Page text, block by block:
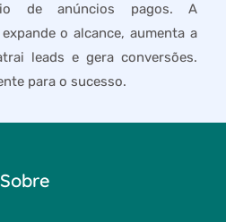
de anúncios pagos. A
o alcance, aumenta a
leads e gera conversões.
para o sucesso.
Sobre